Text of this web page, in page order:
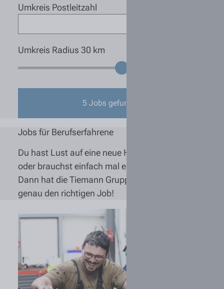
Umkreis Postleitzahl
Umkreis Radius 30 km
5 Jobs gefunden
Jobs für Berufserfahrene
Du hast Lust auf eine neue Herausforderung
oder brauchst einfach mal eine Veränderung?
Dann hat die Tiemann Gruppe auch für Dich
genau den richtigen Job!